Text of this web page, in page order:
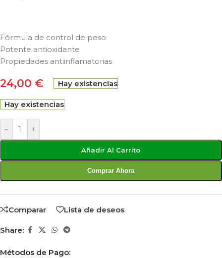
Fórmula de control de peso
Potente antioxidante
Propiedades antiinflamatorias
24,00 € Hay existencias
Hay existencias
- +
Añadir Al Carrito
Comprar Ahora
Comparar Lista de deseos
Share:
Métodos de Pago: